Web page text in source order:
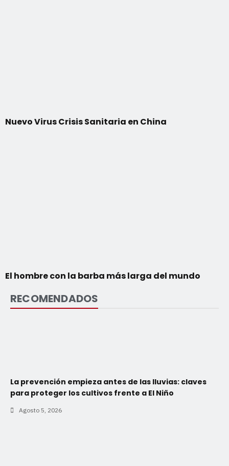
Nuevo Virus Crisis Sanitaria en China
El hombre con la barba más larga del mundo
RECOMENDADOS
La prevención empieza antes de las lluvias: claves
para proteger los cultivos frente a El Niño
Agosto 5, 2026